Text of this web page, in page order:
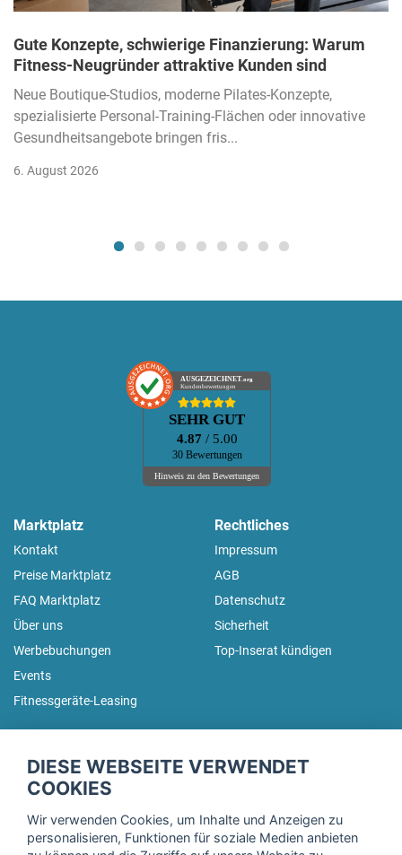
Gute Konzepte, schwierige Finanzierung: Warum
Fitness-Neugründer attraktive Kunden sind
Neue Boutique-Studios, moderne Pilates-Konzepte,
spezialisierte Personal-Training-Flächen oder innovative
Gesundheitsangebote bringen fris...
6. August 2026
AUSGEZEICHNET.org
Kundenbewertungen
SEHR GUT
4.87 / 5.00
30 Bewertungen
Hinweis zu den Bewertungen
Marktplatz
Kontakt
Preise Marktplatz
FAQ Marktplatz
Über uns
Werbebuchungen
Events
Fitnessgeräte-Leasing
Rechtliches
Impressum
AGB
Datenschutz
Sicherheit
Top-Inserat kündigen
Trage dich hier für unseren Newsletter ein und erhalte regelmäßig
DIESE WEBSEITE VERWENDET
COOKIES
Wir verwenden Cookies, um Inhalte und Anzeigen zu
personalisieren, Funktionen für soziale Medien anbieten